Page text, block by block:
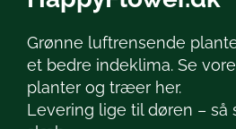
Grønne luftrensende
et bedre indeklima. Se
planter og træer her.
Levering lige til døren – så